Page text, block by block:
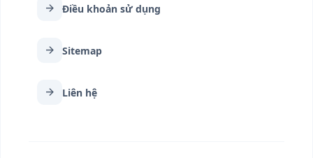
arrow_forward Điều khoản sử dụng
arrow_forward Sitemap
arrow_forward Liên hệ